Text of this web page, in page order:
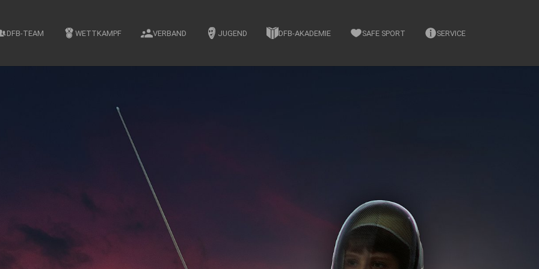
DFB-TEAM WETTKAMPF VERBAND JUGEND DFB-AKADEMIE SAFE SPORT SERVICE